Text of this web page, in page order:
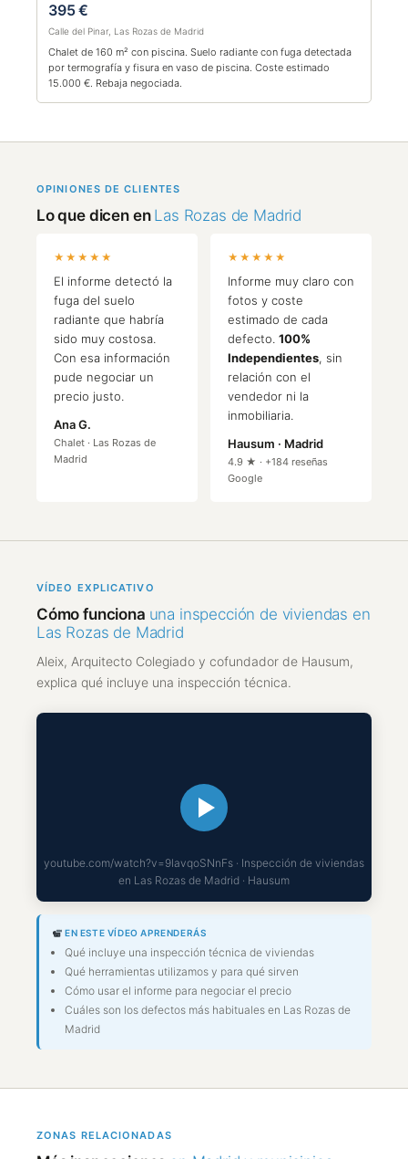
395 €
Calle del Pinar, Las Rozas de Madrid
Chalet de 160 m² con piscina. Suelo radiante con fuga detectada
por termografía y fisura en vaso de piscina. Coste estimado
15.000 €. Rebaja negociada.
OPINIONES DE CLIENTES
Lo que dicen en Las Rozas de Madrid
★★★★★
El informe detectó la
fuga del suelo
radiante que habría
sido muy costosa.
Con esa información
pude negociar un
precio justo.
Ana G.
Chalet · Las Rozas de
Madrid
★★★★★
Informe muy claro con
fotos y coste
estimado de cada
defecto. 100%
Independientes, sin
relación con el
vendedor ni la
inmobiliaria.
Hausum · Madrid
4.9 ★ · +184 reseñas
Google
VÍDEO EXPLICATIVO
Cómo funciona una inspección de viviendas en
Las Rozas de Madrid
Aleix, Arquitecto Colegiado y cofundador de Hausum,
explica qué incluye una inspección técnica.
youtube.com/watch?v=9lavqoSNnFs · Inspección de viviendas
en Las Rozas de Madrid · Hausum
EN ESTE VÍDEO APRENDERÁS
Qué incluye una inspección técnica de viviendas
Qué herramientas utilizamos y para qué sirven
Cómo usar el informe para negociar el precio
Cuáles son los defectos más habituales en Las Rozas de
Madrid
ZONAS RELACIONADAS